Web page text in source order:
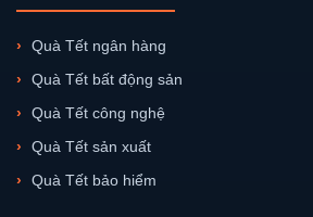
Quà Tết ngân hàng
Quà Tết bất động sản
Quà Tết công nghệ
Quà Tết sản xuất
Quà Tết bảo hiểm